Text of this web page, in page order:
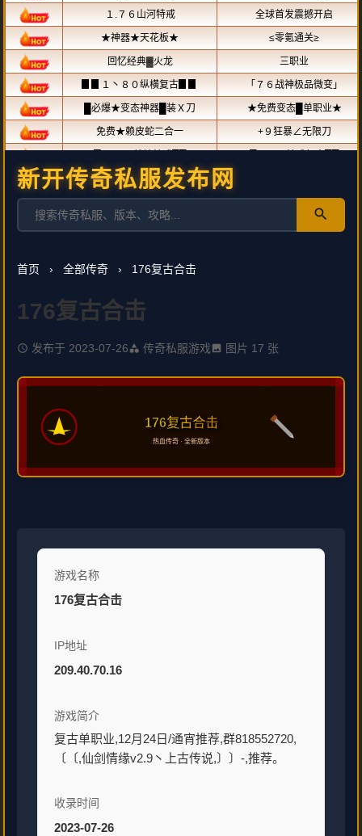
新开传奇私服发布网
search
首页 › 全部传奇 › 176复古合击
176复古合击
schedule 发布于 2023-07-26 category 传奇私服游戏 image 图片 17 张
176复古合击
热血传奇 · 全新版本
游戏名称
176复古合击
IP地址
209.40.70.16
游戏简介
复古单职业,12月24日/通宵推荐,群818552720,
〔〔,仙剑情缘v2.9丶上古传说,〕〕-,推荐。
收录时间
2023-07-26